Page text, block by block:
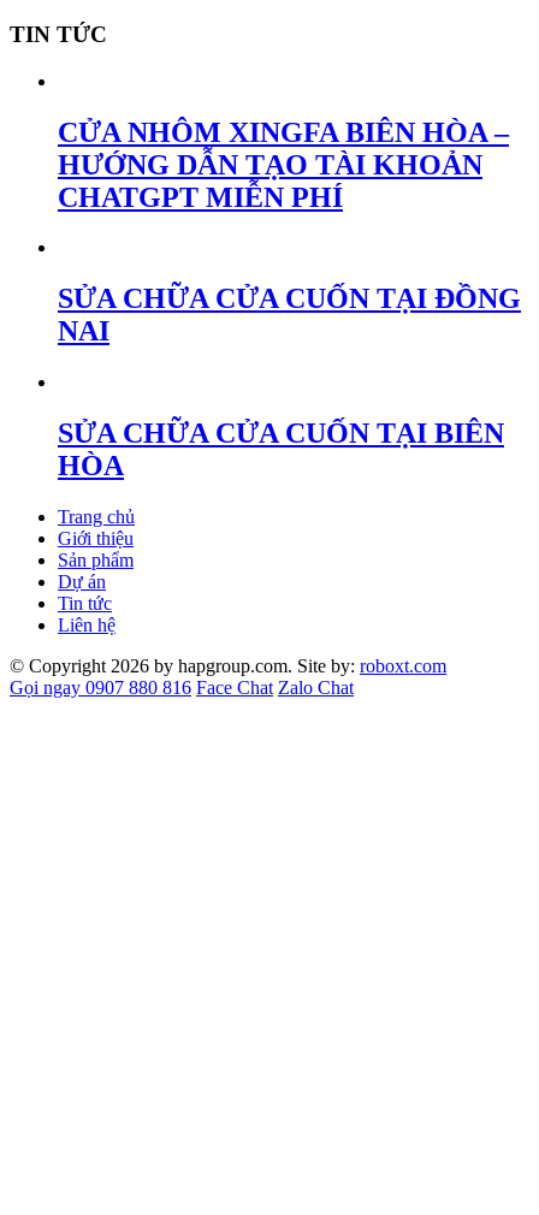
TIN TỨC
CỬA NHÔM XINGFA BIÊN HÒA –
HƯỚNG DẪN TẠO TÀI KHOẢN
CHATGPT MIỄN PHÍ
SỬA CHỮA CỬA CUỐN TẠI ĐỒNG
NAI
SỬA CHỮA CỬA CUỐN TẠI BIÊN
HÒA
Trang chủ
Giới thiệu
Sản phẩm
Dự án
Tin tức
Liên hệ
© Copyright 2026 by hapgroup.com. Site by: roboxt.com
Gọi ngay 0907 880 816 Face Chat Zalo Chat